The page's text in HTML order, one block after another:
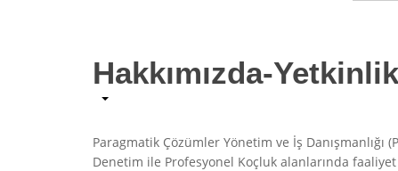
Hakkımızda-
Paragmatik Çözümler Yönetim ve İş Danışmanlığı
Denetim ile Profesyonel Koçluk alanlarında